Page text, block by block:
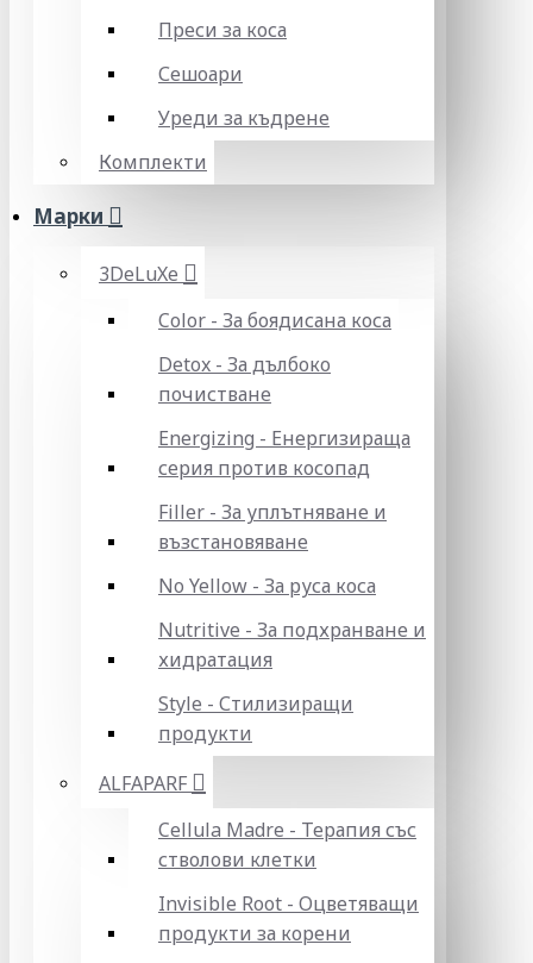
Преси за коса
Сешоари
Уреди за къдрене
Комплекти
Марки
3DeLuXe
Color - За боядисана коса
Detox - За дълбоко
почистване
Energizing - Енергизираща
серия против косопад
Filler - За уплътняване и
възстановяване
No Yellow - За руса коса
Nutritive - За подхранване и
хидратация
Style - Стилизиращи
продукти
ALFAPARF
Cellula Madre - Терапия със
стволови клетки
Invisible Root - Оцветяващи
продукти за корени